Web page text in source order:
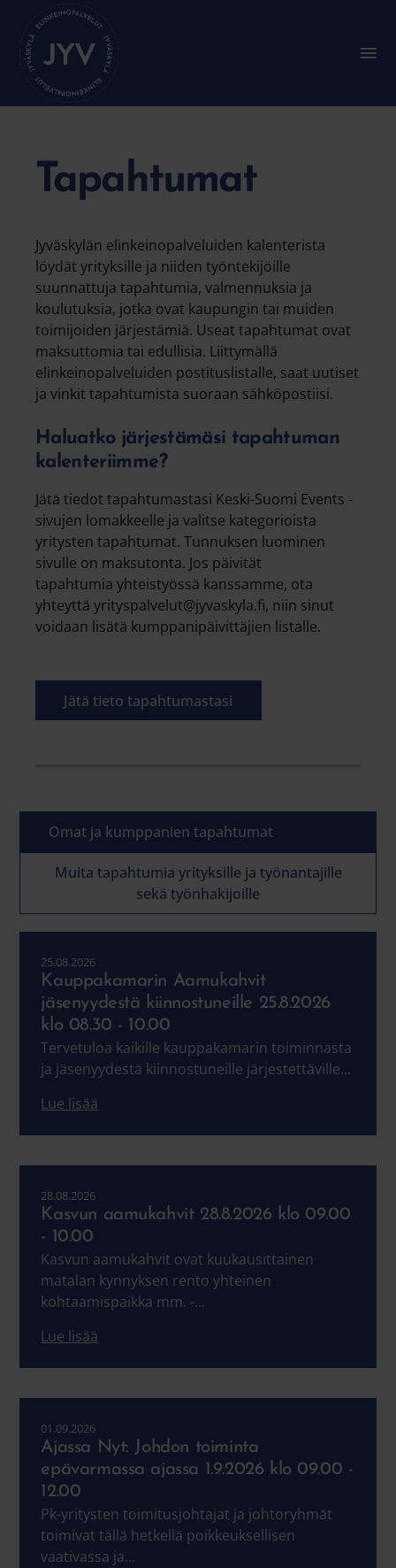
suoraan
sisältöön
A
v
Tapahtumat
Jyväskylän elinkeinopalveluiden kalenterista
löydät yrityksille ja niiden työntekijöille
suunnattuja tapahtumia, valmennuksia ja
koulutuksia, jotka ovat kaupungin tai muiden
toimijoiden järjestämiä. Useat tapahtumat ovat
maksuttomia tai edullisia. Liittymällä
elinkeinopalveluiden postituslistalle, saat uutiset
ja vinkit tapahtumista suoraan sähköpostiisi.
Haluatko järjestämäsi tapahtuman
kalenteriimme?
Jätä tiedot tapahtumastasi Keski-Suomi Events -
sivujen lomakkeelle ja valitse kategorioista
yritysten tapahtumat. Tunnuksen luominen
sivulle on maksutonta. Jos päivität
tapahtumia yhteistyössä kanssamme, ota
yhteyttä yrityspalvelut@jyvaskyla.fi, niin sinut
voidaan lisätä kumppanipäivittäjien listalle.
Jätä tieto tapahtumastasi
Omat ja kumppanien tapahtumat
Muita tapahtumia yrityksille ja työnantajille
sekä työnhakijoille
Kauppakamarin Aamukahvit
jäsenyydestä kiinnostuneille 25.8.2026
klo 08.30 - 10.00
25.08.2026
Tervetuloa kaikille kauppakamarin toiminnasta
ja jäsenyydestä kiinnostuneille järjestettäville...
Lue lisää
Kasvun aamukahvit 28.8.2026 klo 09.00
- 10.00
28.08.2026
Kasvun aamukahvit ovat kuukausittainen
matalan kynnyksen rento yhteinen
kohtaamispaikka mm. -...
Lue lisää
Ajassa Nyt: Johdon toiminta
epävarmassa ajassa 1.9.2026 klo 09.00 -
12.00
01.09.2026
Pk-yritysten toimitusjohtajat ja johtoryhmät
toimivat tällä hetkellä poikkeuksellisen
vaativassa ja...